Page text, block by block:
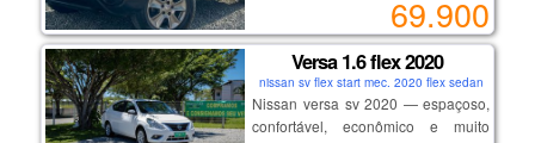
melhor versão, motor sce
indestrutível, corrente de comando.
câmbio cvt imparável, trocas suaves
e consumo baixo.
auxiliar de subida em rampa,
69.900
Versa 1.6 flex 2020
nissan sv flex start mec. 2020 flex sedan
Nissan versa sv 2020 — espaçoso,
confortável, econômico e muito